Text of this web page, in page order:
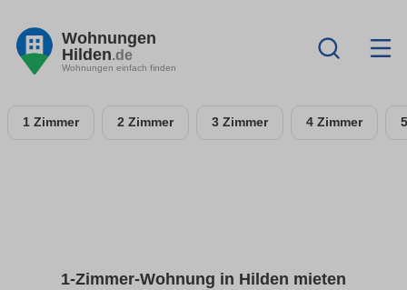
Wohnungen
Hilden.de
Wohnungen einfach finden
1 Zimmer 2 Zimmer 3 Zimmer 4 Zimmer
1-Zimmer-Wohnung in Hilden mieten